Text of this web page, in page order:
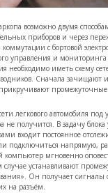
возможно двумя
приборов и через
с бортовой
управления и мониторинга
необходимо иметь схему
Сначала зачищают
легкового автомобиля
не получится. В задачу
входит постоянное
подключиться напрямую,
компьютер мгновенно
устанавливают
Он получает сигналы
на разъём.